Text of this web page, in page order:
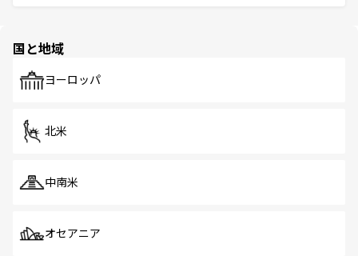
で、ホーカーズは地元の風情を楽しめる外せないスポット
国と地域
ヨーロッパ
北米
中南米
オセアニア